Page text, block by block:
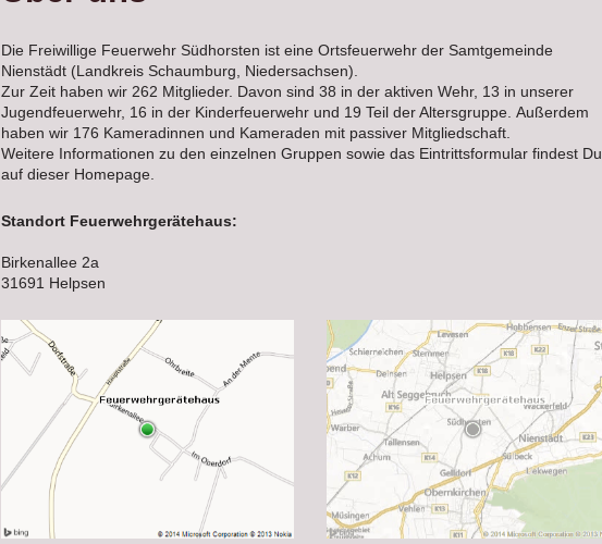
Die Freiwillige Feuerwehr Südhorsten ist eine Ortsfeuerwehr der Samtgemeinde
Nienstädt (Landkreis Schaumburg, Niedersachsen).
Zur Zeit haben wir 262 Mitglieder. Davon sind 38 in der aktiven Wehr, 13 in unserer
Jugendfeuerwehr, 16 in der Kinderfeuerwehr und 19 Teil der Altersgruppe. Außerdem
haben wir 176 Kameradinnen und Kameraden mit passiver Mitgliedschaft.
Weitere Informationen zu den einzelnen Gruppen sowie das Eintrittsformular findest Du
auf dieser Homepage.
Standort Feuerwehrgerätehaus:
Birkenallee 2a
31691 Helpsen